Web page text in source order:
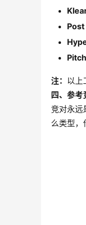
Klear
Post
注： 以上
四、参考
竞对永远
么类型，